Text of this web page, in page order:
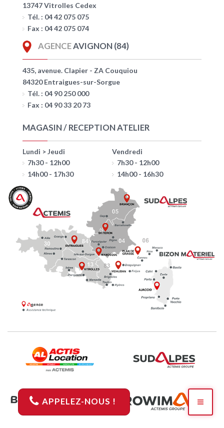
APPELEZ-NOUS !
13747 Vitrolles Cedex
Tél. : 04 42 075 075
Fax : 04 42 075 074
AGENCEAVIGNON (84)
435, avenue. Clapier - ZA Couquiou
84320 Entraigues-sur-Sorgue
Tél. : 04 90 250 000
Fax : 04 90 33 20 73
MAGASIN / RECEPTION ATELIER
Lundi > Jeudi
7h30 - 12h00
14h00 - 17h30
Vendredi
7h30 - 12h00
14h00 - 16h30